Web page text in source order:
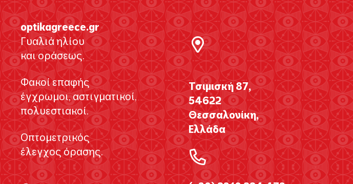
optikagreece.gr
Γυαλιά ηλίου
και οράσεως.
Φακοί επαφής
έγχρωμοι, αστιγματικοί,
πολυεστιακοί.
Οπτομετρικός
έλεγχος όρασης.
Τσιμισκή 87,
54622
Θεσσαλονίκη,
Ελλάδα